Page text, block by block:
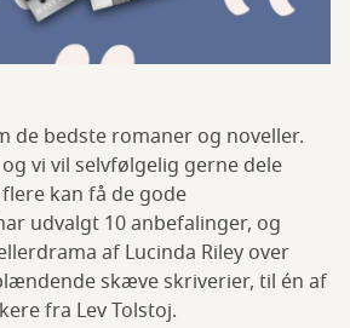
de bedste romaner og noveller.
vi vil selvfølgelig gerne dele
kan få de gode
udvalgt 10 anbefalinger, og
af Lucinda Riley over
skæve skriverier, til én af
fra Lev Tolstoj.